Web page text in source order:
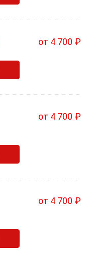
от 4 700 ₽
от 4 700 ₽
от 4 700 ₽